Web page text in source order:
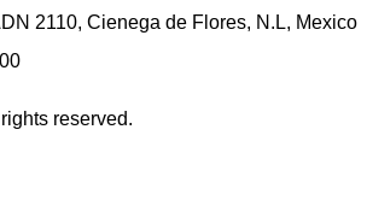
2110, Cienega de Flores, N.L, Mexico
reserved.